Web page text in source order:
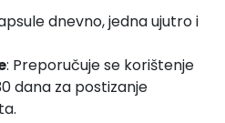
dnevno, jedna ujutro i
: Preporučuje se korištenje
dana za postizanje